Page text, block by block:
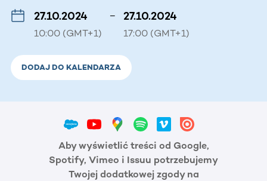
27.10.2024
10:00 (GMT+1)
– 27.10.2024
17:00 (GMT+1)
DODAJ DO KALENDARZA
Aby wyświetlić treści od Google,
Spotify, Vimeo i Issuu potrzebujemy
Twojej dodatkowej zgody na